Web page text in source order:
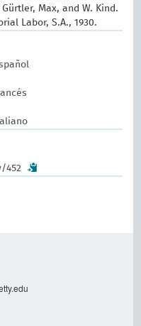
Max, and W. Kind.
Labor, S.A., 1930.
452